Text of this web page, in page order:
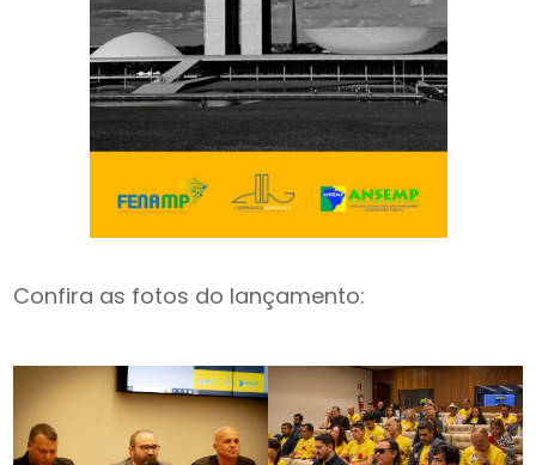
Confira as fotos do lançamento: